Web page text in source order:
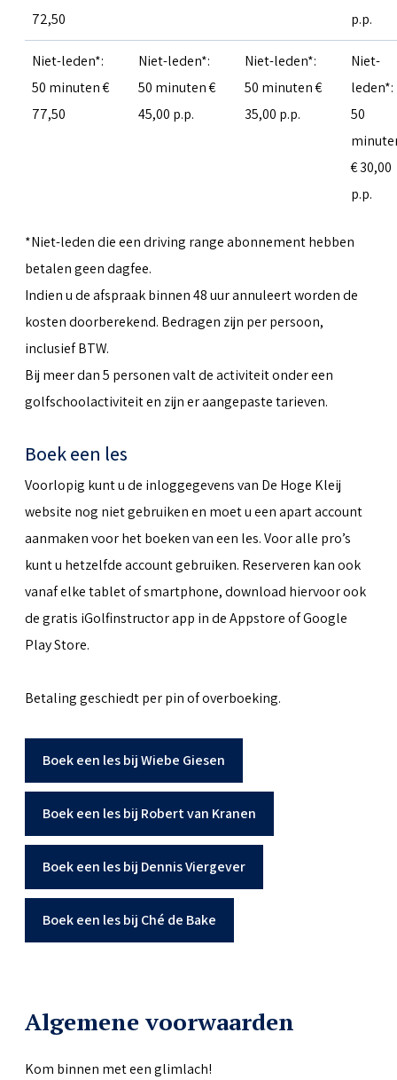
72,50
p.p.
Niet-leden*:
50 minuten €
77,50
Niet-leden*:
50 minuten €
45,00 p.p.
Niet-leden*:
50 minuten €
35,00 p.p.
Niet-
leden*:
50
€ 30,00
p.p.
*Niet-leden die een driving range abonnement hebben
betalen geen dagfee.
Indien u de afspraak binnen 48 uur annuleert worden de
kosten doorberekend. Bedragen zijn per persoon,
inclusief BTW.
Bij meer dan 5 personen valt de activiteit onder een
golfschoolactiviteit en zijn er aangepaste tarieven.
Boek een les
Voorlopig kunt u de inloggegevens van De Hoge Kleij
website nog niet gebruiken en moet u een apart account
aanmaken voor het boeken van een les. Voor alle pro’s
kunt u hetzelfde account gebruiken. Reserveren kan ook
vanaf elke tablet of smartphone, download hiervoor ook
de gratis iGolfinstructor app in de Appstore of Google
Play Store.
Betaling geschiedt per pin of overboeking.
Boek een les bij Wiebe Giesen
Boek een les bij Robert van Kranen
Boek een les bij Dennis Viergever
Boek een les bij Ché de Bake
Algemene voorwaarden
Kom binnen met een glimlach!